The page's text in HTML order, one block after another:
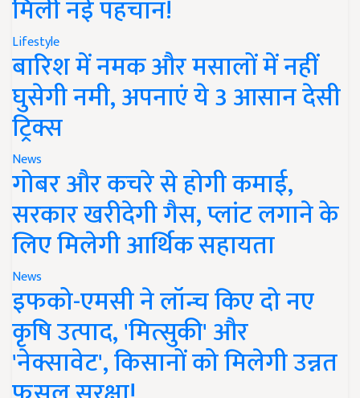
मिली नई पहचान!
Lifestyle
बारिश में नमक और मसालों में नहीं
घुसेगी नमी, अपनाएं ये 3 आसान देसी
ट्रिक्स
News
गोबर और कचरे से होगी कमाई,
सरकार खरीदेगी गैस, प्लांट लगाने के
लिए मिलेगी आर्थिक सहायता
News
इफको-एमसी ने लॉन्च किए दो नए
कृषि उत्पाद, 'मित्सुकी' और
'नेक्सावेट', किसानों को मिलेगी उन्नत